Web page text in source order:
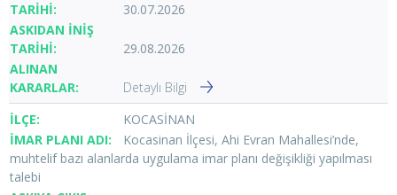
30.07.2026
29.08.2026
Detaylı Bilgi
KOCASİNAN
Kocasinan İlçesi, Ahi Evran Mahallesi’nde,
muhtelif bazı alanlarda uygulama imar planı değişikliği yapılması
talebi